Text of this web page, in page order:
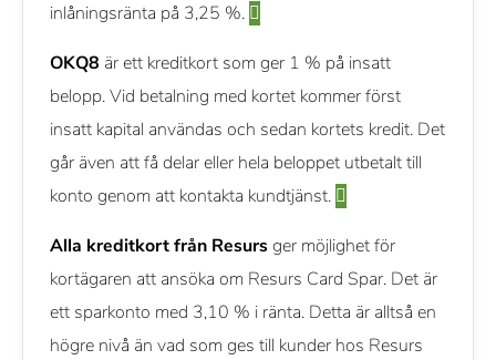
inlåningsränta på 3,25 %.
OKQ8 är ett kreditkort som ger 1 % på insatt
belopp. Vid betalning med kortet kommer först
insatt kapital användas och sedan kortets kredit. Det
går även att få delar eller hela beloppet utbetalt till
konto genom att kontakta kundtjänst.
Alla kreditkort från Resursger möjlighet för
kortägaren att ansöka om Resurs Card Spar. Det är
ett sparkonto med 3,10 % i ränta. Detta är alltså en
högre nivå än vad som ges till kunder hos Resurs